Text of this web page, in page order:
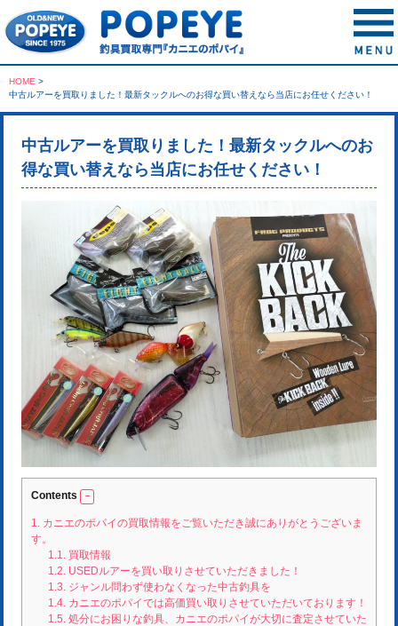
HOME >
中古ルアーを買取りました！最新タックルへのお得な買い替えなら当店にお任せください！
中古ルアーを買取りました！最新タックルへのお
得な買い替えなら当店にお任せください！
Contents
1. カニエのポパイの買取情報をご覧いただき誠にありがとうございま
す。
1.1.買取情報
1.2.USEDルアーを買い取りさせていただきました！
1.3.ジャンル問わず使わなくなった中古釣具を
1.4.カニエのポパイでは高価買い取りさせていただいております！
1.5.処分にお困りな釣具、カニエのポパイが大切に査定させていた